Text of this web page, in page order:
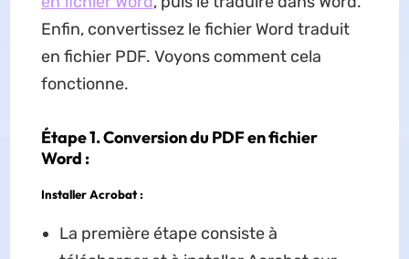
Enfin, convertissez le fichier Word traduit
en fichier PDF. Voyons comment cela
fonctionne.
Étape 1. Conversion du PDF en fichier
Word :
Installer Acrobat :
La première étape consiste à